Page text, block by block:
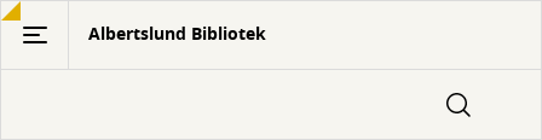
Gå
hovedindhold
Albertslund Bibliotek